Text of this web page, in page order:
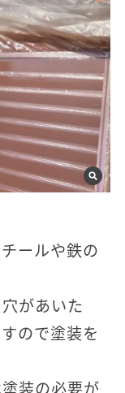
ールや鉄の
があいた
ので塗装を
装の必要が